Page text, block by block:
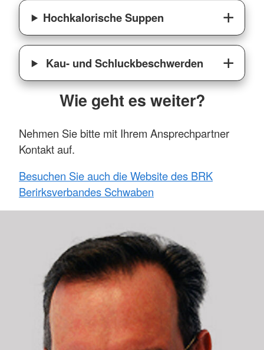
Hochkalorische Suppen
Kau- und Schluckbeschwerden
Wie geht es weiter?
Nehmen Sie bitte mit Ihrem Ansprechpartner
Kontakt auf.
Besuchen Sie auch die Website des BRK
Berirksverbandes Schwaben